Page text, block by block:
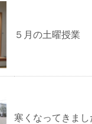
５月の土曜授業
寒くなってきま